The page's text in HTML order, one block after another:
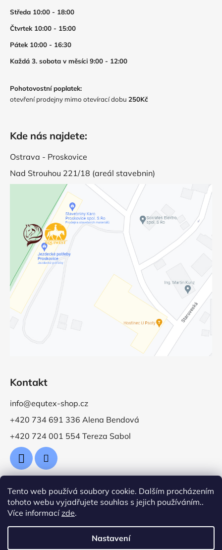
Tento web používá soubory cookie. Dalším procházením
tohoto webu vyjadřujete souhlas s jejich používáním..
Více informacízde.
Nastavení
Středa 10:00 - 18:00
Čtvrtek 10:00 - 15:00
Pátek 10:00 - 16:30
Každá 3. sobota v měsíci 9:00 - 12:00
Pohotovostní poplatek:
otevření prodejny mimo otevírací dobu 250Kč
Kde nás najdete:
Ostrava - Proskovice
Nad Strouhou 221/18 (areál stavebnin)
Kontakt
info@equtex-shop.cz
+420 734 691 336 Alena Bendová
+420 724 001 554 Tereza Sabol
Přijímáme online platby